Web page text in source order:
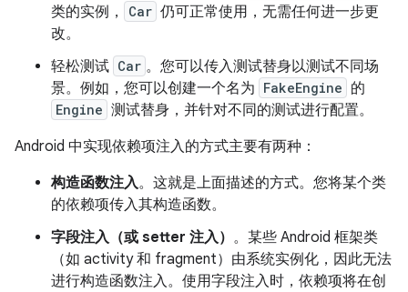
类的实例，
Car 仍可正常使用，无需任何进一步更
改。
轻松测试 Car 。您可以传入测试替身以测试不同场
景。例如，您可以创建一个名为 FakeEngine 的
Engine 测试替身，并针对不同的测试进行配置。
Android 中实现依赖项注入的方式主要有两种：
构造函数注入。这就是上面描述的方式。您将某个类
的依赖项传入其构造函数。
字段注入（或 setter 注入） 。某些 Android 框架类
（如 activity 和 fragment）由系统实例化，因此无法
进行构造函数注入。使用字段注入时，依赖项将在创